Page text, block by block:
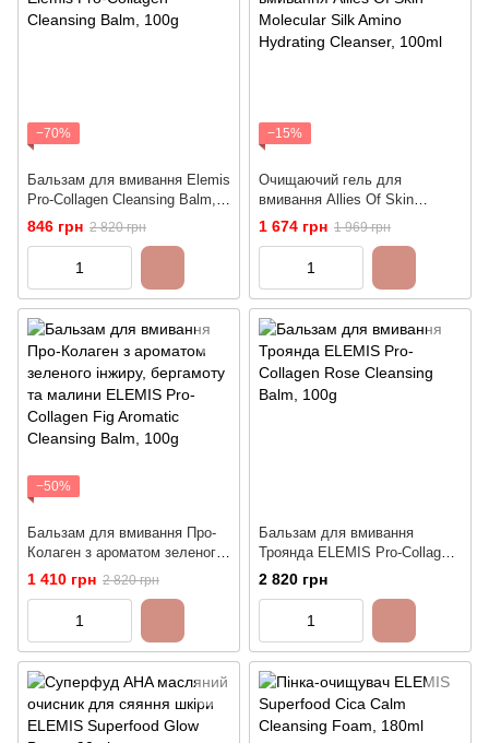
−70%
Бальзам для вмивання Elemis
Pro-Collagen Cleansing Balm,
100g
846 грн 2 820 грн
−15%
Очищаючий гель для
вмивання Allies Of Skin
Molecular Silk Amino Hydrating
Cleanser, 100ml
1 674 грн 1 969 грн
−50%
Бальзам для вмивання Про-
Колаген з ароматом зеленого
інжиру, бергамоту та малини
ELEMIS Pro-Collagen Fig
Aromatic Cleansing Balm, 100g
1 410 грн 2 820 грн
Бальзам для вмивання
Троянда ELEMIS Pro-Collagen
Rose Cleansing Balm, 100g
2 820 грн